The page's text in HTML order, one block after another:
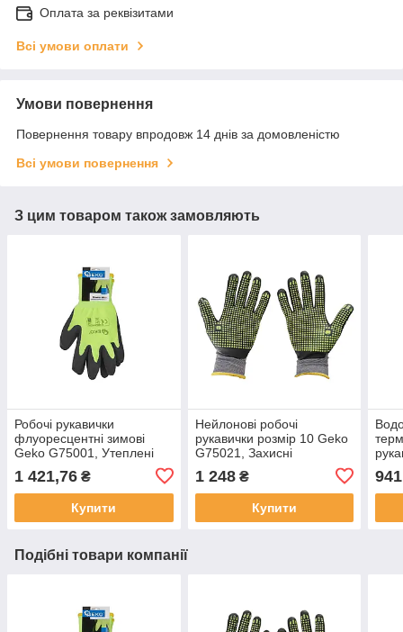
Оплата за реквізитами
Всі умови оплати
Умови повернення
Повернення товару впродовж 14 днів за домовленістю
Всі умови повернення
З цим товаром також замовляють
Робочі рукавички
флуоресцентні зимові
Geko G75001, Утеплені
Світловідбивні рукавички
1 421,76 ₴
Купити
Нейлонові робочі
рукавички розмір 10 Geko
G75021, Захисні
рукавички, Рукавички для
роботи
1 248₴
Купити
941
Подібні товари компанії